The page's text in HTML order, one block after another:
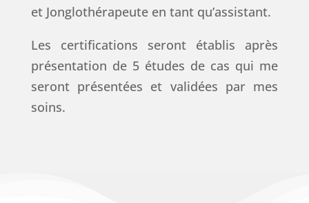
et Jonglothérapeute en tant qu’assistant.
Les certifications seront établis après
présentation de 5 études de cas qui me
seront présentées et validées par mes
soins.